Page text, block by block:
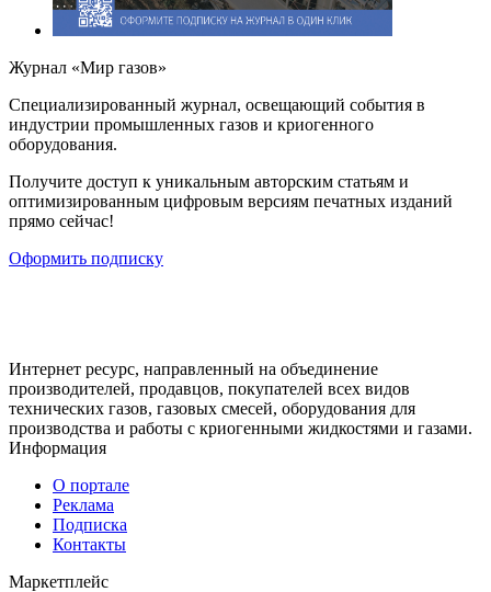
Журнал «Мир газов»
Cпециализированный журнал, освещающий события в
индустрии промышленных газов и криогенного
оборудования.
Получите доступ к уникальным авторским статьям и
оптимизированным цифровым версиям печатных изданий
прямо сейчас!
Оформить подписку
Интернет ресурс, направленный на объединение
производителей, продавцов, покупателей всех видов
технических газов, газовых смесей, оборудования для
производства и работы с криогенными жидкостями и газами.
Информация
О портале
Реклама
Подписка
Контакты
Маркетплейс